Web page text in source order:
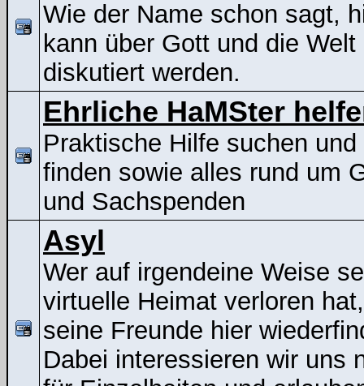
Wie der Name schon sagt,
kann über Gott und die Welt
diskutiert werden.
Ehrliche HaMSter
Praktische Hilfe suchen und
finden sowie alles rund um
und Sachspenden
Asyl
Wer auf irgendeine Weise
virtuelle Heimat verloren
seine Freunde hier
Dabei interessieren wir uns